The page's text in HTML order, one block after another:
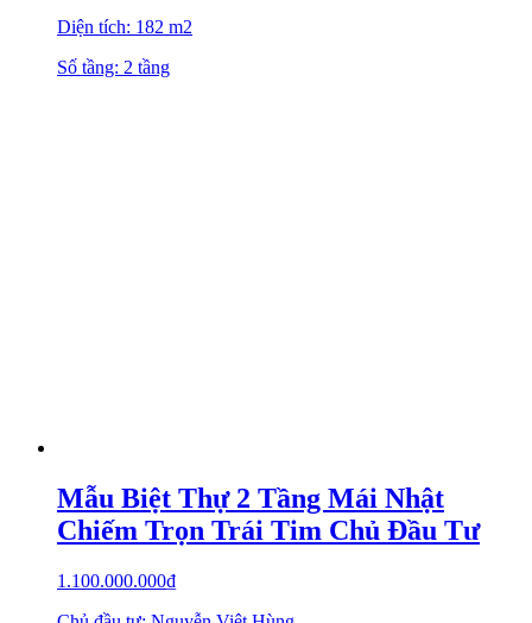
Diện tích: 182 m2
Số tầng: 2 tầng
Mẫu Biệt Thự 2 Tầng Mái Nhật
Chiếm Trọn Trái Tim Chủ Đầu Tư
1.100.000.000₫